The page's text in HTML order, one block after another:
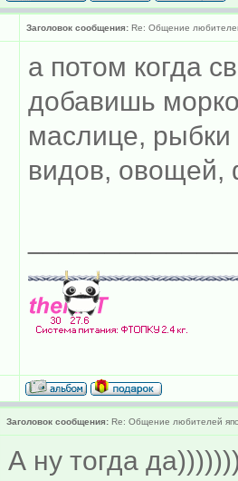
Заголовок сообщения: Re: Общение
а потом когда
добавишь
маслице, рыбки
видов, овощей,
Заголовок сообщения: Re: Общение любителей
А ну тогда